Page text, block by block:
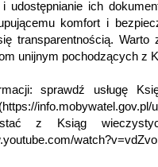
i udostępnianie ich
komfort i
transparentnością.
unijnym pochodzących z
sprawdź usługę
z Ksiąg